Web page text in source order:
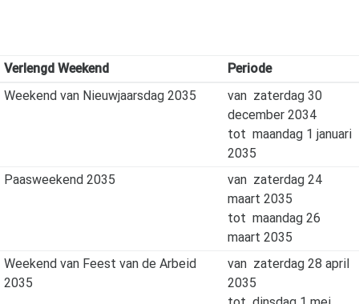
Verlengd Weekend
Periode
Weekend van Nieuwjaarsdag 2035
van zaterdag 30
december 2034
tot maandag 1 januari
2035
Paasweekend 2035
van zaterdag 24
maart 2035
tot maandag 26
maart 2035
Weekend van Feest van de Arbeid
2035
van zaterdag 28 april
2035